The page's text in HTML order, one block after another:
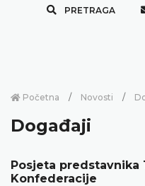
PRETRAGA
Početna Novosti
Događaji
Posjeta predstavnika
Konfederacije